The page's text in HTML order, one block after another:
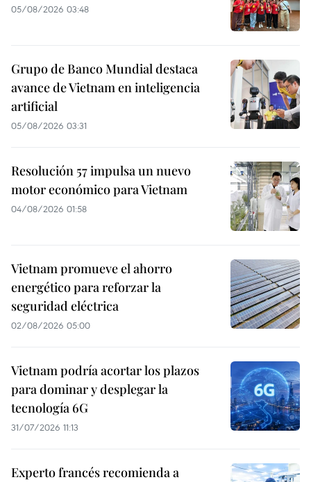
05/08/2026 03:48
Grupo de Banco Mundial destaca
avance de Vietnam en inteligencia
artificial
05/08/2026 03:31
Resolución 57 impulsa un nuevo
motor económico para Vietnam
04/08/2026 01:58
Vietnam promueve el ahorro
energético para reforzar la
seguridad eléctrica
02/08/2026 05:00
Vietnam podría acortar los plazos
para dominar y desplegar la
tecnología 6G
31/07/2026 11:13
Experto francés recomienda a